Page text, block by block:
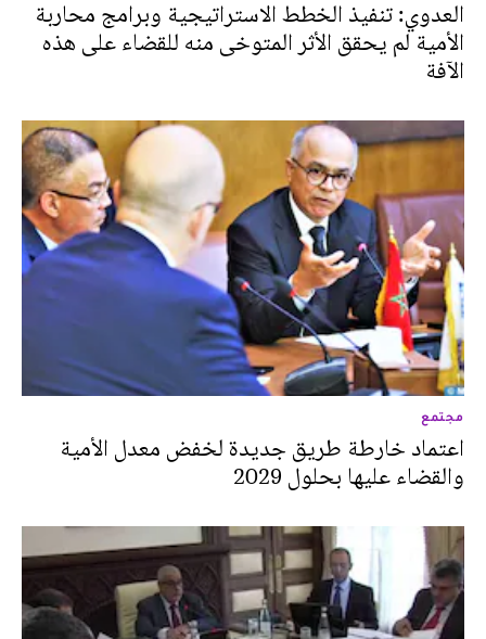
العدوي: تنفيذ الخطط الاستراتيجية وبرامج محاربة
الأمية لم يحقق الأثر المتوخى منه للقضاء على هذه
الآفة
مجتمع
اعتماد خارطة طريق جديدة لخفض معدل الأمية
والقضاء عليها بحلول 2029